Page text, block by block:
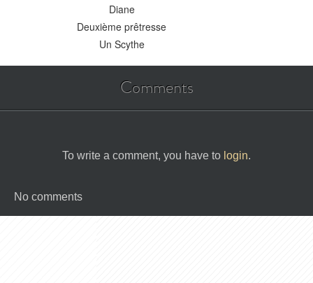
Diane
Deuxième prêtresse
Un Scythe
Comments
To write a comment, you have to login.
No comments